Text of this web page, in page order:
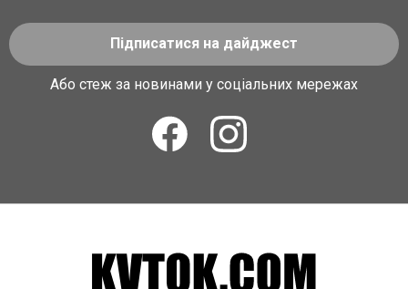
Підписатися на дайджест
Або стеж за новинами у соціальних мережах